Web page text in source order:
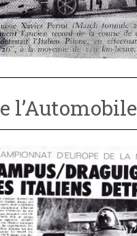
l’Automobile